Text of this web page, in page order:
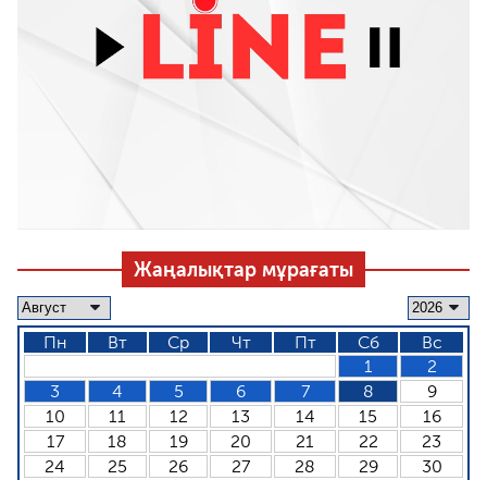
Жаңалықтар мұрағаты
Пн Вт Ср Чт Пт Сб
Вс
1
2
3
4 5 6 7 8
9
10
11 12 13 14 15
16
17
18 19 20 21 22
23
24
25 26 27 28 29
30